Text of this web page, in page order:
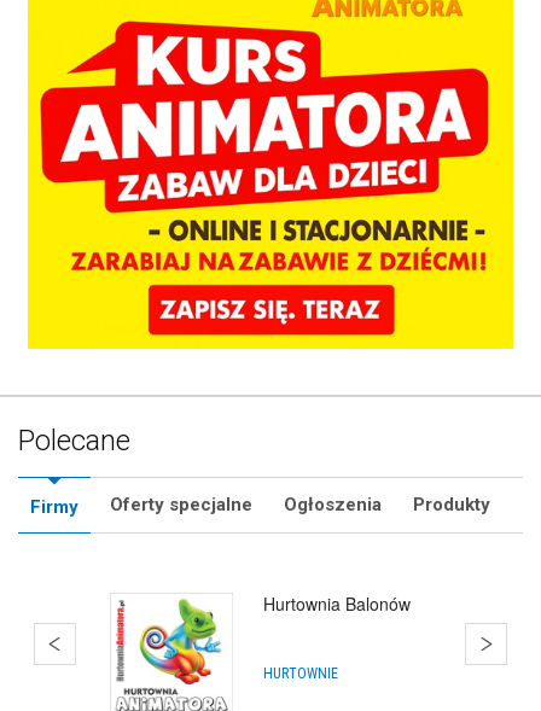
Polecane
Firmy Oferty specjalne Ogłoszenia Produkty
Q'Joy - Bańki Mydlane
ARTYKUŁY NA IMPREZY